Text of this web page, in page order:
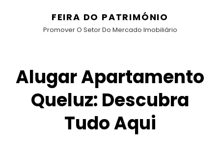
FEIRA DO PATRIMÓNIO
Promover O Setor Do Mercado Imobiliário
Alugar Apartamento
Queluz: Descubra
Tudo Aqui